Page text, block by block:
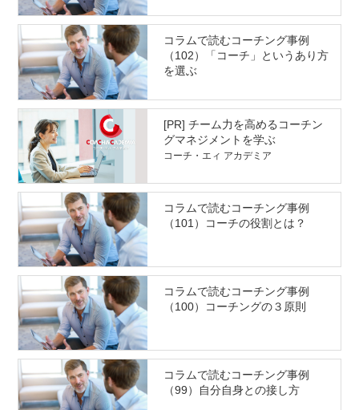
コラムで読むコーチング事例
（102）「コーチ」というあり方
を選ぶ
[PR] チーム力を高めるコーチン
グマネジメントを学ぶ
コーチ・エィ アカデミア
コラムで読むコーチング事例
（101）コーチの役割とは？
コラムで読むコーチング事例
（100）コーチングの３原則
コラムで読むコーチング事例
（99）自分自身との接し方